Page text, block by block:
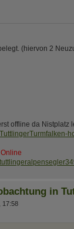
(hiervon 2
offline da Nistplatz
Online
in
17:58